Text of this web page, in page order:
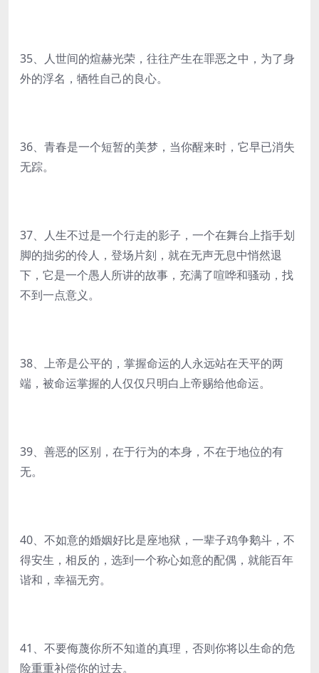
35、人世间的煊赫光荣，往往产生在罪恶之中，为了身
外的浮名，牺牲自己的良心。
36、青春是一个短暂的美梦，当你醒来时，它早已消失
无踪。
37、人生不过是一个行走的影子，一个在舞台上指手划
脚的拙劣的伶人，登场片刻，就在无声无息中悄然退
下，它是一个愚人所讲的故事，充满了喧哗和骚动，找
不到一点意义。
38、上帝是公平的，掌握命运的人永远站在天平的两
端，被命运掌握的人仅仅只明白上帝赐给他命运。
39、善恶的区别，在于行为的本身，不在于地位的有
无。
40、不如意的婚姻好比是座地狱，一辈子鸡争鹅斗，不
得安生，相反的，选到一个称心如意的配偶，就能百年
谐和，幸福无穷。
41、不要侮蔑你所不知道的真理，否则你将以生命的危
险重重补偿你的过去。